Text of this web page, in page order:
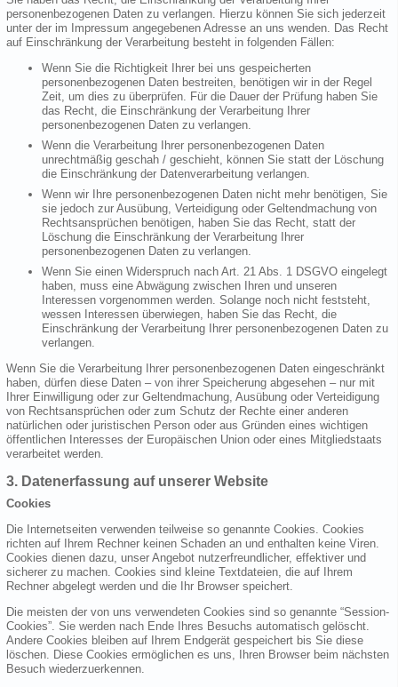
personenbezogenen Daten zu verlangen. Hierzu können Sie sich jederzeit
unter der im Impressum angegebenen Adresse an uns wenden. Das Recht
auf Einschränkung der Verarbeitung besteht in folgenden Fällen:
Wenn Sie die Richtigkeit Ihrer bei uns gespeicherten
personenbezogenen Daten bestreiten, benötigen wir in der Regel
Zeit, um dies zu überprüfen. Für die Dauer der Prüfung haben Sie
das Recht, die Einschränkung der Verarbeitung Ihrer
personenbezogenen Daten zu verlangen.
Wenn die Verarbeitung Ihrer personenbezogenen Daten
unrechtmäßig geschah / geschieht, können Sie statt der Löschung
die Einschränkung der Datenverarbeitung verlangen.
Wenn wir Ihre personenbezogenen Daten nicht mehr benötigen, Sie
sie jedoch zur Ausübung, Verteidigung oder Geltendmachung von
Rechtsansprüchen benötigen, haben Sie das Recht, statt der
Löschung die Einschränkung der Verarbeitung Ihrer
personenbezogenen Daten zu verlangen.
Wenn Sie einen Widerspruch nach Art. 21 Abs. 1 DSGVO eingelegt
haben, muss eine Abwägung zwischen Ihren und unseren
Interessen vorgenommen werden. Solange noch nicht feststeht,
wessen Interessen überwiegen, haben Sie das Recht, die
Einschränkung der Verarbeitung Ihrer personenbezogenen Daten zu
verlangen.
Wenn Sie die Verarbeitung Ihrer personenbezogenen Daten eingeschränkt
haben, dürfen diese Daten – von ihrer Speicherung abgesehen – nur mit
Ihrer Einwilligung oder zur Geltendmachung, Ausübung oder Verteidigung
von Rechtsansprüchen oder zum Schutz der Rechte einer anderen
natürlichen oder juristischen Person oder aus Gründen eines wichtigen
öffentlichen Interesses der Europäischen Union oder eines Mitgliedstaats
verarbeitet werden.
3. Datenerfassung auf unserer Website
Cookies
Die Internetseiten verwenden teilweise so genannte Cookies. Cookies
richten auf Ihrem Rechner keinen Schaden an und enthalten keine Viren.
Cookies dienen dazu, unser Angebot nutzerfreundlicher, effektiver und
sicherer zu machen. Cookies sind kleine Textdateien, die auf Ihrem
Rechner abgelegt werden und die Ihr Browser speichert.
Die meisten der von uns verwendeten Cookies sind so genannte “Session-
Cookies”. Sie werden nach Ende Ihres Besuchs automatisch gelöscht.
Andere Cookies bleiben auf Ihrem Endgerät gespeichert bis Sie diese
löschen. Diese Cookies ermöglichen es uns, Ihren Browser beim nächsten
Besuch wiederzuerkennen.